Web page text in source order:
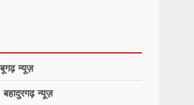
न्यूज़
न्यूज़